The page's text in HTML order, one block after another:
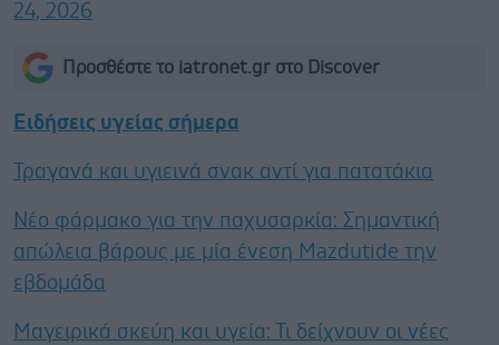
24, 2026
Προσθέστε το iatronet.gr στο Discover
Ειδήσεις υγείας σήμερα
Τραγανά και υγιεινά σνακ αντί για πατατάκια
Νέο φάρμακο για την παχυσαρκία: Σημαντική
απώλεια βάρους με μία ένεση Mazdutide την
εβδομάδα
Μαγειρικά σκεύη και υγεία: Τι δείχνουν οι νέες